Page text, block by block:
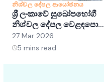
නිශ්චල දේපල ආයෝජනය
ශ්‍රී ලංකාවේ සුඛෝපභෝගී
නිශ්චල දේපල වෙළඳපොළ
අවබෝධ කර ගැනීම:
අවස්ථා සහ ප්‍රවණතා
27 Mar 2026
5 mins read